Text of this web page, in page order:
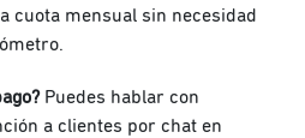
cuota mensual sin necesidad
Puedes hablar con
a clientes por chat en